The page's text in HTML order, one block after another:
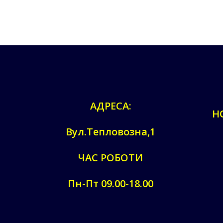
АДРЕСА:
Вул.Тепловозна,1
ЧАС РОБОТИ
Пн-Пт 09.00-18.00